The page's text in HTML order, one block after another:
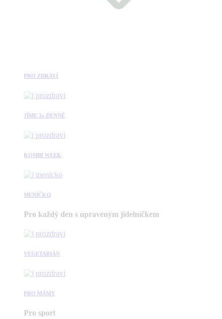
PRO ZDRAVÍ
JÍME 3x DENNĚ
KOMBI WEEK
MENÍČKO
Pro každý den s upraveným jídelníčkem
VEGETARIÁN
PRO MÁMY
Pro sport